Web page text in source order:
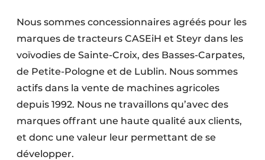
Travaux ferroviaires
Nous sommes concessionnaires agréés pour les
marques de tracteurs CASEiH et Steyr dans les
voïvodies de Sainte-Croix, des Basses-Carpates,
de Petite-Pologne et de Lublin. Nous sommes
actifs dans la vente de machines agricoles
depuis 1992. Nous ne travaillons qu’avec des
marques offrant une haute qualité aux clients,
et donc une valeur leur permettant de se
développer.